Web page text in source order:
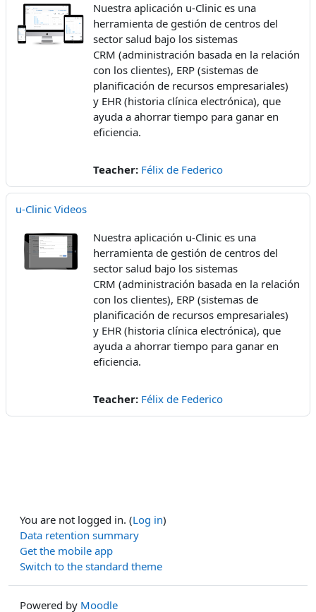
Nuestra aplicación u-Clinic es una
herramienta de gestión de centros del
sector salud bajo los sistemas
CRM (administración basada en la relación
con los clientes), ERP (sistemas de
planificación de recursos empresariales)
y EHR (historia clínica electrónica), que
ayuda a ahorrar tiempo para ganar en
eficiencia.
Teacher: Félix de Federico
u-Clinic Videos
Nuestra aplicación u-Clinic es una
herramienta de gestión de centros del
sector salud bajo los sistemas
CRM (administración basada en la relación
con los clientes), ERP (sistemas de
planificación de recursos empresariales)
y EHR (historia clínica electrónica), que
ayuda a ahorrar tiempo para ganar en
eficiencia.
Teacher: Félix de Federico
You are not logged in. (Log in)
Data retention summary
Get the mobile app
Switch to the standard theme
Powered by Moodle